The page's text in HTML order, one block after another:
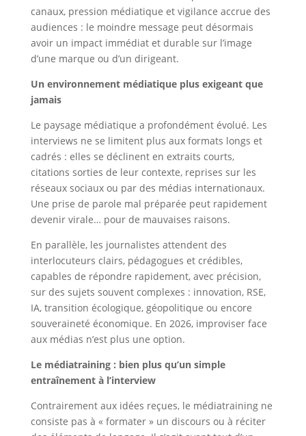
canaux, pression médiatique et vigilance accrue des
audiences : le moindre message peut désormais
avoir un impact immédiat et durable sur l’image
d’une marque ou d’un dirigeant.
Un environnement médiatique plus exigeant que
jamais
Le paysage médiatique a profondément évolué. Les
interviews ne se limitent plus aux formats longs et
cadrés : elles se déclinent en extraits courts,
citations sorties de leur contexte, reprises sur les
réseaux sociaux ou par des médias internationaux.
Une prise de parole mal préparée peut rapidement
devenir virale… pour de mauvaises raisons.
En parallèle, les journalistes attendent des
interlocuteurs clairs, pédagogues et crédibles,
capables de répondre rapidement, avec précision,
sur des sujets souvent complexes : innovation, RSE,
IA, transition écologique, géopolitique ou encore
souveraineté économique. En 2026, improviser face
aux médias n’est plus une option.
Le médiatraining : bien plus qu’un simple
entraînement à l’interview
Contrairement aux idées reçues, le médiatraining ne
consiste pas à « formater » un discours ou à réciter